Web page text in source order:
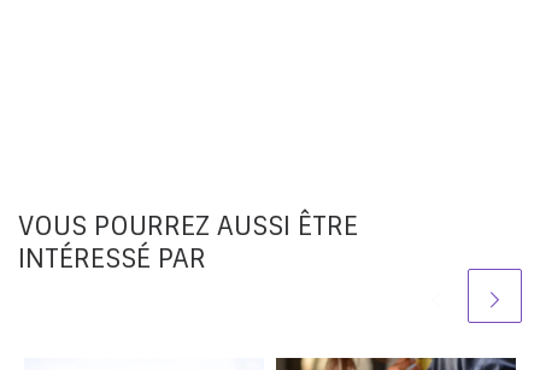
VOUS POURREZ AUSSI ÊTRE
INTÉRESSÉ PAR